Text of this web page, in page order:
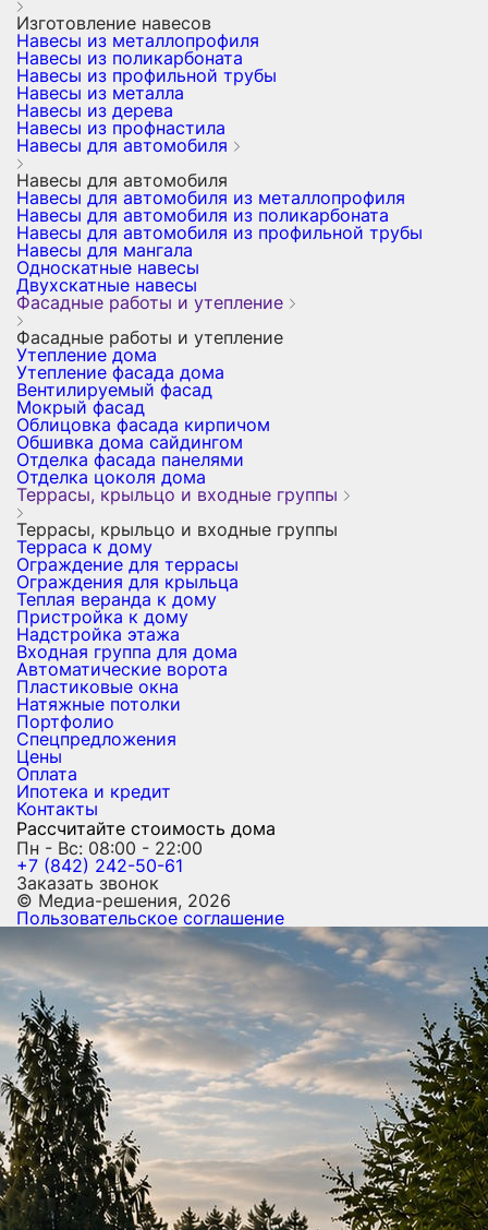
Изготовление навесов
Навесы из металлопрофиля
Навесы из поликарбоната
Навесы из профильной трубы
Навесы из металла
Навесы из дерева
Навесы из профнастила
Навесы для автомобиля
Навесы для автомобиля
Навесы для автомобиля из металлопрофиля
Навесы для автомобиля из поликарбоната
Навесы для автомобиля из профильной трубы
Навесы для мангала
Односкатные навесы
Двухскатные навесы
Фасадные работы и утепление
Фасадные работы и утепление
Утепление дома
Утепление фасада дома
Вентилируемый фасад
Мокрый фасад
Облицовка фасада кирпичом
Обшивка дома сайдингом
Отделка фасада панелями
Отделка цоколя дома
Террасы, крыльцо и входные группы
Террасы, крыльцо и входные группы
Терраса к дому
Ограждение для террасы
Ограждения для крыльца
Теплая веранда к дому
Пристройка к дому
Надстройка этажа
Входная группа для дома
Автоматические ворота
Пластиковые окна
Натяжные потолки
Портфолио
Спецпредложения
Цены
Оплата
Ипотека и кредит
Контакты
Рассчитайте стоимость дома
Пн - Вс: 08:00 - 22:00
+7 (842) 242-50-61
Заказать звонок
© Медиа-решения, 2026
Пользовательское соглашение